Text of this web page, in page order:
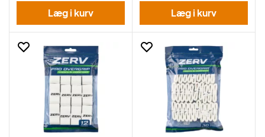
Læg i kurv Læg i kurv